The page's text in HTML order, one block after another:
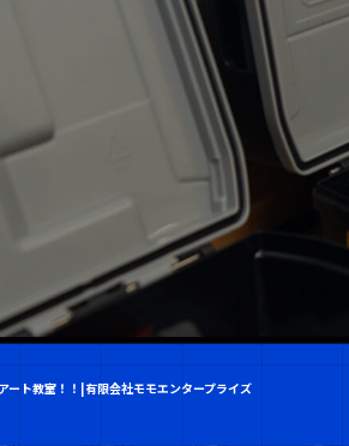
ト教室！！|有限会社モモエンタープライズ